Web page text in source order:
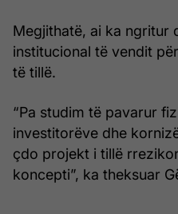
Megjithatë, ai ka ngritur
institucional të vendit
të tillë.
“Pa studim të pavarur
investitorëve dhe
çdo projekt i tillë
koncepti”, ka theksuar